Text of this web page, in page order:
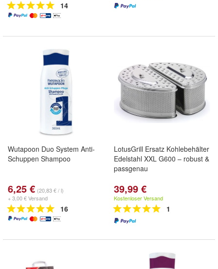
14
Wutapoon Duo System Anti-
Schuppen Shampoo
6,25 € (20,83 € / l)
+ 3,00 € Versand
16
LotusGrill Ersatz Kohlebehälter
Edelstahl XXL G600 – robust &
passgenau
39,99 €
Kostenloser Versand
1